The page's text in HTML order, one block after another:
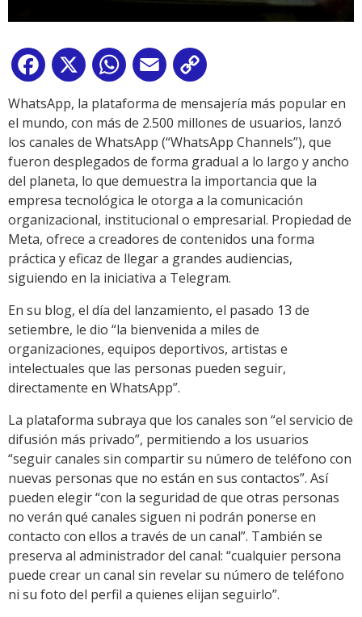
Facebook
X WhatsApp
Email
Link
WhatsApp, la plataforma de mensajería más popular en
el mundo, con más de 2.500 millones de usuarios, lanzó
los canales de WhatsApp (“WhatsApp Channels”), que
fueron desplegados de forma gradual a lo largo y ancho
del planeta, lo que demuestra la importancia que la
empresa tecnológica le otorga a la comunicación
organizacional, institucional o empresarial. Propiedad de
Meta, ofrece a creadores de contenidos una forma
práctica y eficaz de llegar a grandes audiencias,
siguiendo en la iniciativa a Telegram.
En su blog, el día del lanzamiento, el pasado 13 de
setiembre, le dio “la bienvenida a miles de
organizaciones, equipos deportivos, artistas e
intelectuales que las personas pueden seguir,
directamente en WhatsApp”.
La plataforma subraya que los canales son “el servicio de
difusión más privado”, permitiendo a los usuarios
“seguir canales sin compartir su número de teléfono con
nuevas personas que no están en sus contactos”. Así
pueden elegir “con la seguridad de que otras personas
no verán qué canales siguen ni podrán ponerse en
contacto con ellos a través de un canal”. También se
preserva al administrador del canal: “cualquier persona
puede crear un canal sin revelar su número de teléfono
ni su foto del perfil a quienes elijan seguirlo”.